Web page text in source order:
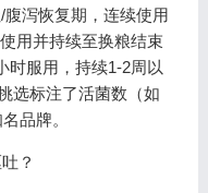
泻恢复期，连续使用
用并持续至换粮结束
服用，持续1-2周以
选标注了活菌数（如
品牌。
？